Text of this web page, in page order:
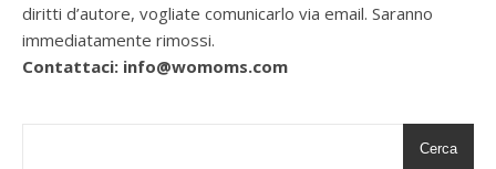
diritti d’autore, vogliate comunicarlo via email. Saranno
immediatamente rimossi.
Contattaci: info@womoms.com
Cerca